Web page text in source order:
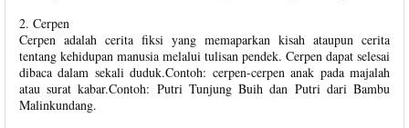
2. Cerpen
Cerpen adalah cerita fiksi yang memaparkan kisah ataupun cerita
tentang kehidupan manusia melalui tulisan pendek. Cerpen dapat selesai
dibaca dalam sekali duduk.Contoh: cerpen-cerpen anak pada majalah
atau surat kabar.Contoh: Putri Tunjung Buih dan Putri dari Bambu
Malinkundang.